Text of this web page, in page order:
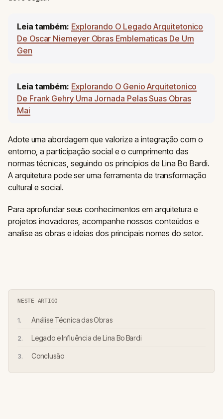
Leia também: Explorando O Legado Arquitetonico
De Oscar Niemeyer Obras Emblematicas De Um
Gen
Leia também: Explorando O Genio Arquitetonico
De Frank Gehry Uma Jornada Pelas Suas Obras
Mai
Adote uma abordagem que valorize a integração com o
entorno, a participação social e o cumprimento das
normas técnicas, seguindo os princípios de Lina Bo Bardi.
A arquitetura pode ser uma ferramenta de transformação
cultural e social.
Para aprofundar seus conhecimentos em arquitetura e
projetos inovadores, acompanhe nossos conteúdos e
analise as obras e ideias dos principais nomes do setor.
NESTE ARTIGO
Análise Técnica das Obras
Legado e Influência de Lina Bo Bardi
Conclusão